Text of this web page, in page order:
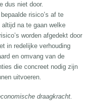
dus niet door.
risico’s af te
na te gaan welke
worden afgedekt door
in redelijke verhouding
en omvang van de
die concreet nodig zijn
uitvoeren.
draagkracht.